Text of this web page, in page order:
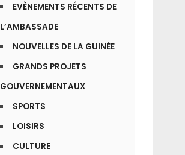
EVÈNEMENTS RÉCENTS DE
L’AMBASSADE
NOUVELLES DE LA GUINÉE
GRANDS PROJETS
GOUVERNEMENTAUX
SPORTS
LOISIRS
CULTURE